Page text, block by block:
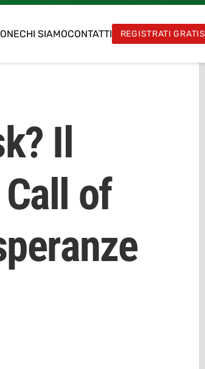
CHI SIAMOCONTATTI REGISTRATI GRATIS
Il
of